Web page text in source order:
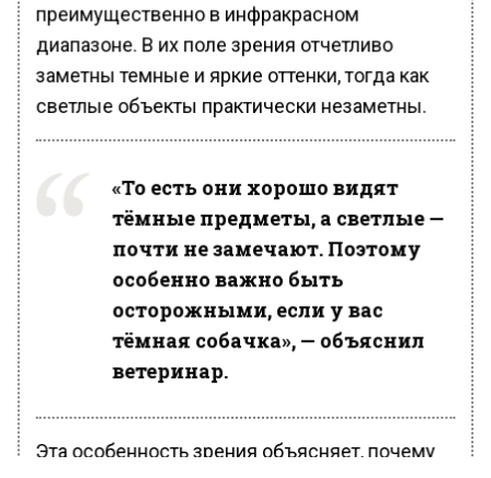
преимущественно в инфракрасном
диапазоне. В их поле зрения отчетливо
заметны темные и яркие оттенки, тогда как
светлые объекты практически незаметны.
«То есть они хорошо видят
тёмные предметы, а светлые —
почти не замечают. Поэтому
особенно важно быть
осторожными, если у вас
тёмная собачка», — объяснил
ветеринар.
Эта особенность зрения объясняет, почему